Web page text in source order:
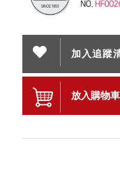
加入追蹤
放入購物